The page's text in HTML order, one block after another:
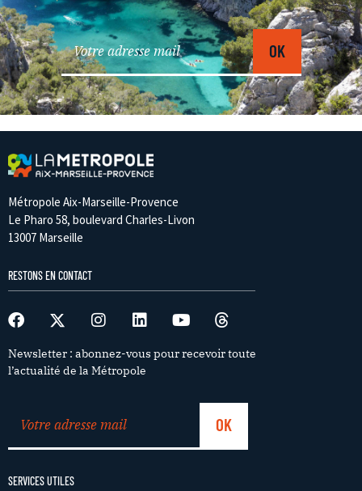
Métropole Aix-Marseille-Provence
Le Pharo 58, boulevard Charles-Livon
13007 Marseille
RESTONS EN CONTACT
Newsletter : abonnez-vous pour recevoir toute
l’actualité de la Métropole
SERVICES UTILES